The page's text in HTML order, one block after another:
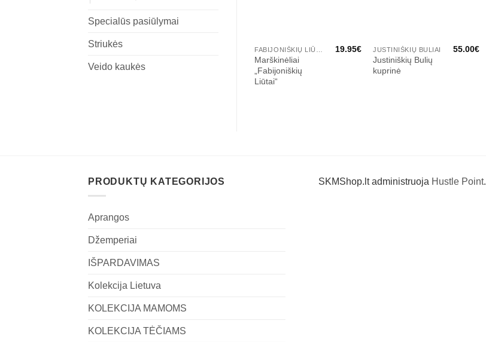
Specialūs pasiūlymai
Striukės
Veido kaukės
Marškinėliai
„Fabijoniškių
Liūtai“
19.95€ JUSTINIŠKIŲ BULIAI
Justiniškių Bulių
kuprinė
55.00€
PRODUKTŲ KATEGORIJOS
Aprangos
Džemperiai
IŠPARDAVIMAS
Kolekcija Lietuva
KOLEKCIJA MAMOMS
KOLEKCIJA TĖČIAMS
SKMShop.lt administruoja Hustle Point.